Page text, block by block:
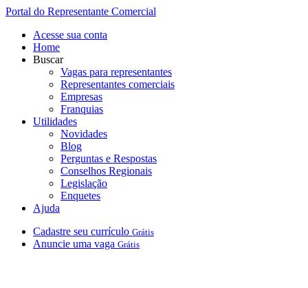
Portal do Representante Comercial
Acesse sua conta
Home
Buscar
Vagas para representantes
Representantes comerciais
Empresas
Franquias
Utilidades
Novidades
Blog
Perguntas e Respostas
Conselhos Regionais
Legislação
Enquetes
Ajuda
Cadastre seu currículo Grátis
Anuncie uma vaga Grátis